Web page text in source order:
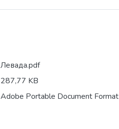
Левада.pdf
287,77 KB
Adobe Portable Document Format